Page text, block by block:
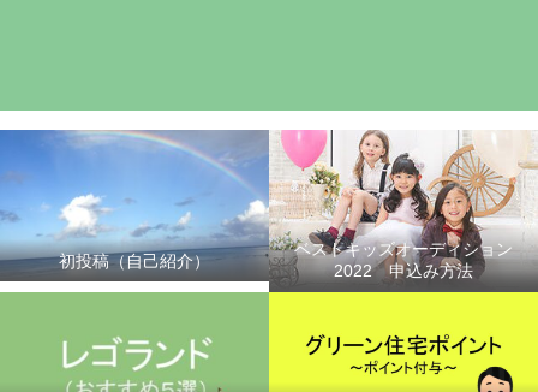
初投稿（自己紹介）
ベストキッズオーディション
2022 申込み方法